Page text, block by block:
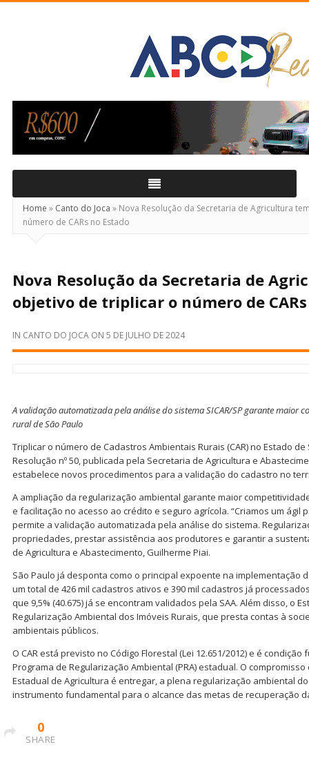
Real
Home » Canto do Joca » Nova Resolução da Secretaria de Agricultura
número de CARs no Estado
Nova Resolução da Secretaria de
objetivo de triplicar o número de
IN CANTO DO JOCA ON 5 DE JULHO DE 2024
A validação automatizada pela análise do sistema SICAR/SP garante maior
rural de São Paulo
Triplicar o número de Cadastros Ambientais Rurais (CAR) no Estado
Resolução nº 50, publicada pela Secretaria de Agricultura e
estabelece novos procedimentos para a validação do cadastro no
A ampliação da regularização ambiental garante maior
e facilitação no acesso ao crédito e seguro agrícola. “Criamos um ágil
permite a validação automatizada pela análise do sistema.
propriedades, prestar assistência aos produtores e garantir a
de Agricultura e Abastecimento, Guilherme Piai.
São Paulo já desponta como o principal expoente na implementação
um total de 426 mil cadastros ativos e 390 mil cadastros já
que 9,5% (40.675) já se encontram validados pela SAA. Além disso, o
Regularização Ambiental dos Imóveis Rurais, que presta contas à
ambientais públicos.
O CAR está previsto no Código Florestal (Lei 12.651/2012) e é
Programa de Regularização Ambiental (PRA) estadual. O
Estadual de Agricultura é entregar, a plena regularização ambiental
instrumento fundamental para o alcance das metas de recuperação
0
SHARE